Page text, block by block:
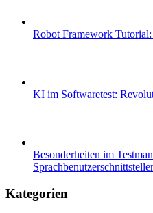
Robot Framework
KI im Softwaretest:
Besonderheiten im
Kategorien